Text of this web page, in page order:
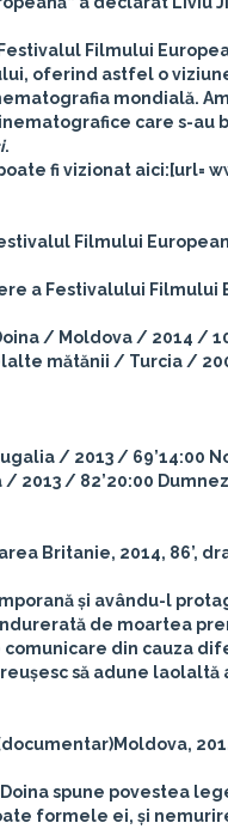
Filmului
oferind astfel o
mondială.
care s-
.
fi vizionat aici:[url=
Filmului
a Festivalului Filmului
/ Moldova / 2014 /
mătănii / Turcia /
/ 2013 / 69’14:00
2013 / 82’20:00
Britanie, 2014, 86’,
și avându-l
de moartea
comunicare din cauza
să adune
Moldova,
spune povestea
formele ei, și